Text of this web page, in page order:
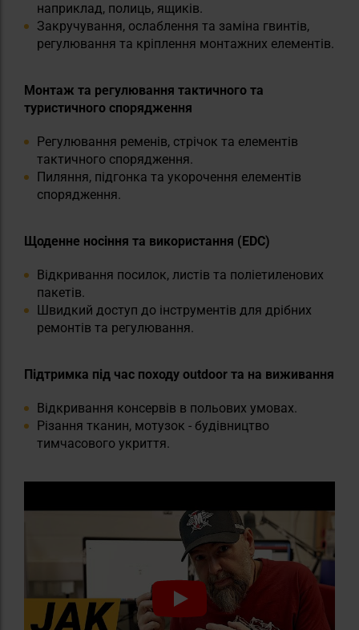
наприклад, полиць, ящиків.
Закручування, ослаблення та заміна гвинтів,
регулювання та кріплення монтажних елементів.
Монтаж та регулювання тактичного та
туристичного спорядження
Регулювання ременів, стрічок та елементів
тактичного спорядження.
Пиляння, підгонка та укорочення елементів
спорядження.
Щоденне носіння та використання (EDC)
Відкривання посилок, листів та поліетиленових
пакетів.
Швидкий доступ до інструментів для дрібних
ремонтів та регулювання.
Підтримка під час походу outdoor та на виживання
Відкривання консервів в польових умовах.
Різання тканин, мотузок - будівництво
тимчасового укриття.